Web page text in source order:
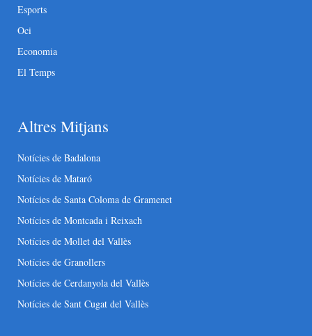
Esports
Oci
Economia
El Temps
Altres Mitjans
Notícies de Badalona
Notícies de Mataró
Notícies de Santa Coloma de Gramenet
Notícies de Montcada i Reixach
Notícies de Mollet del Vallès
Notícies de Granollers
Notícies de Cerdanyola del Vallès
Notícies de Sant Cugat del Vallès